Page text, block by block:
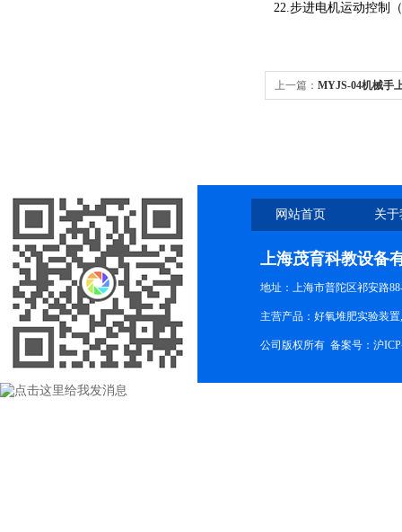
22.步进电机运动控制
上一篇： MYJS-04机械手
网站首页 关
上海茂育科教设备
地址：上海市普陀区祁安路
主营产品：好氧堆肥实验装
公司版权所有 备案号： 沪